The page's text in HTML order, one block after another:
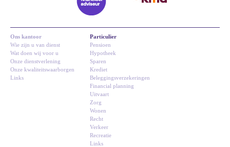
Ons kantoor
Wie zijn u van dienst
Wat doen wij voor u
Onze dienstverlening
Onze kwaliteitswaarborgen
Links
Particulier
Pensioen
Hypotheek
Sparen
Krediet
Beleggingsverzekeringen
Financial planning
Uitvaart
Zorg
Wonen
Recht
Verkeer
Recreatie
Links